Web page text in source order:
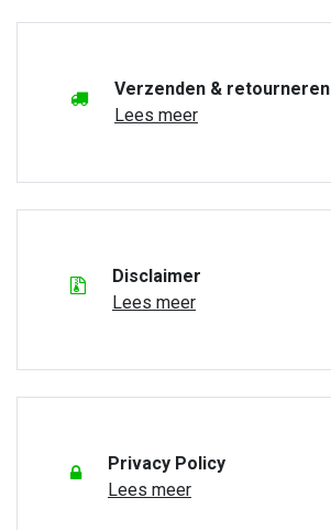
Verzenden & retourneren
Lees meer
Disclaimer
Lees meer
Privacy Policy
Lees meer